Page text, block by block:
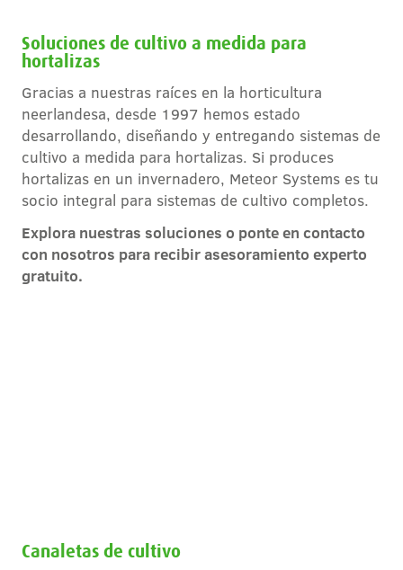
Soluciones de cultivo a medida para
hortalizas
Gracias a nuestras raíces en la horticultura
neerlandesa, desde 1997 hemos estado
desarrollando, diseñando y entregando sistemas de
cultivo a medida para hortalizas. Si produces
hortalizas en un invernadero, Meteor Systems es tu
socio integral para sistemas de cultivo completos.
Explora nuestras soluciones o ponte en contacto
con nosotros para recibir asesoramiento experto
gratuito.
Canaletas de cultivo